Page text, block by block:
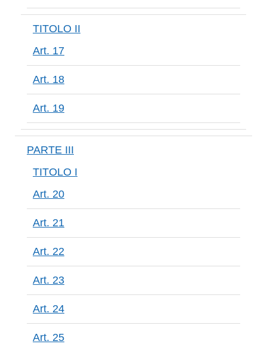
TITOLO II
Art. 17
Art. 18
Art. 19
PARTE III
TITOLO I
Art. 20
Art. 21
Art. 22
Art. 23
Art. 24
Art. 25